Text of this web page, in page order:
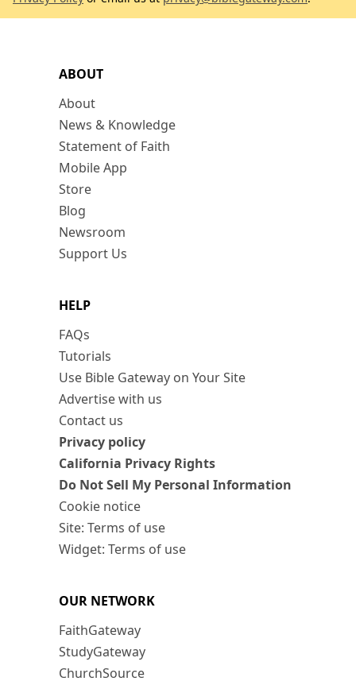
ABOUT
About
News & Knowledge
Statement of Faith
Mobile App
Store
Blog
Newsroom
Support Us
HELP
FAQs
Tutorials
Use Bible Gateway on Your Site
Advertise with us
Contact us
Privacy policy
California Privacy Rights
Do Not Sell My Personal Information
Cookie notice
Site: Terms of use
Widget: Terms of use
OUR NETWORK
FaithGateway
StudyGateway
ChurchSource